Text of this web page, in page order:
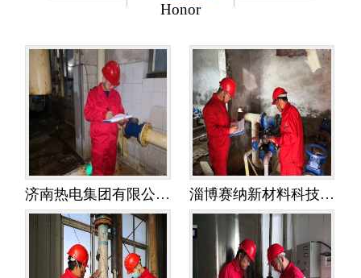
Honor
济南热电集团有限公司金鸡岭热电分公司——水平衡测试 淄博赛纳新材料科技有限公司——水平衡测试